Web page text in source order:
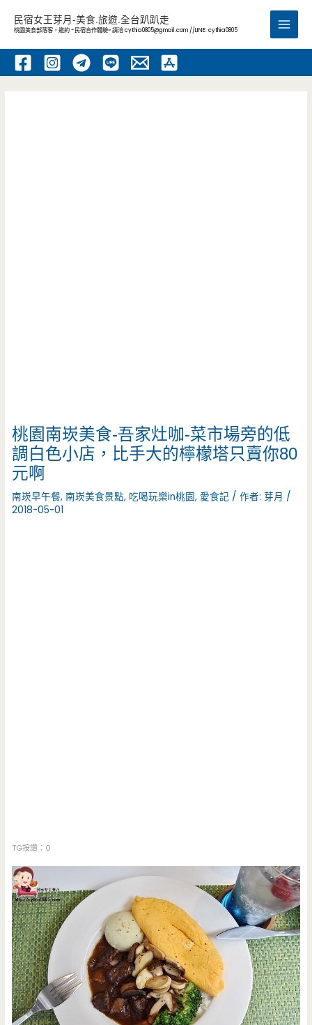
內
民宿女王芽月-美食.旅遊.全台趴趴走
桃園美食部落客，邀約 -民宿合作體驗~ 請洽cythia0805@gmail.com //LINE: cythia0805
Main
桃園南崁美食-吾家灶咖-菜市場旁的低
調白色小店，比手大的檸檬塔只賣你80
元啊
南崁早午餐,南崁美食景點, 吃喝玩樂in桃園, 愛食記 / 作者:芽月 /
2018-05-01
TG按讚：0